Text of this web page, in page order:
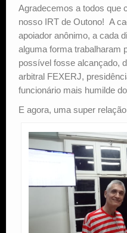
Agradecemos a todos que
nosso IRT de Outono! A
apoiador anônimo, a cada
alguma forma trabalharam
possível fosse alcançado,
arbitral FEXERJ,
funcionário mais humilde
E agora, uma super